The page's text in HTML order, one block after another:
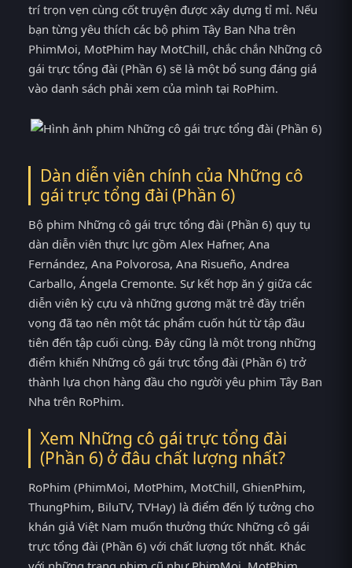
trí trọn vẹn cùng cốt truyện được xây dựng tỉ mỉ. Nếu
bạn từng yêu thích các bộ phim Tây Ban Nha trên
PhimMoi, MotPhim hay MotChill, chắc chắn Những cô
gái trực tổng đài (Phần 6) sẽ là một bổ sung đáng giá
vào danh sách phải xem của mình tại RoPhim.
Dàn diễn viên chính của Những cô
gái trực tổng đài (Phần 6)
Bộ phim Những cô gái trực tổng đài (Phần 6) quy tụ
dàn diễn viên thực lực gồm Alex Hafner, Ana
Fernández, Ana Polvorosa, Ana Risueño, Andrea
Carballo, Ángela Cremonte. Sự kết hợp ăn ý giữa các
diễn viên kỳ cựu và những gương mặt trẻ đầy triển
vọng đã tạo nên một tác phẩm cuốn hút từ tập đầu
tiên đến tập cuối cùng. Đây cũng là một trong những
điểm khiến Những cô gái trực tổng đài (Phần 6) trở
thành lựa chọn hàng đầu cho người yêu phim Tây Ban
Nha trên RoPhim.
Xem Những cô gái trực tổng đài
(Phần 6) ở đâu chất lượng nhất?
RoPhim (PhimMoi, MotPhim, MotChill, GhienPhim,
ThungPhim, BiluTV, TVHay) là điểm đến lý tưởng cho
khán giả Việt Nam muốn thưởng thức Những cô gái
trực tổng đài (Phần 6) với chất lượng tốt nhất. Khác